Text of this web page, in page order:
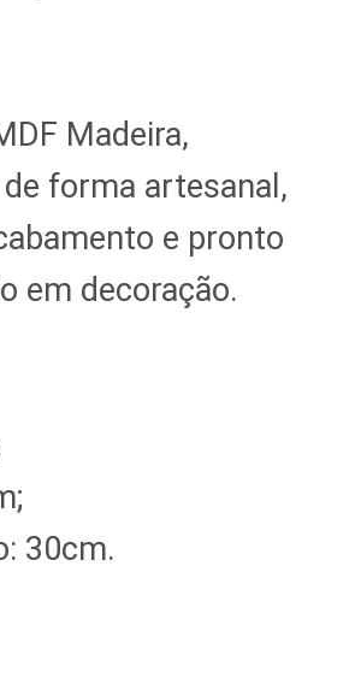
Madeira,
forma artesanal,
e pronto
em decoração.
30cm.